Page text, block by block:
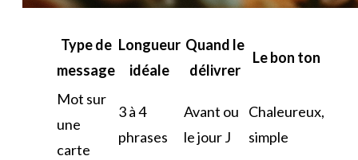
Type de
message
Longueur
idéale
Quand le
délivrer
Le bon ton
Mot sur
une
carte
3 à 4
phrases
Avant ou
le jour J
Chaleureux,
simple